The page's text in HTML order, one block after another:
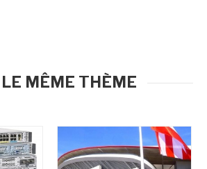
LE MÊME THÈME